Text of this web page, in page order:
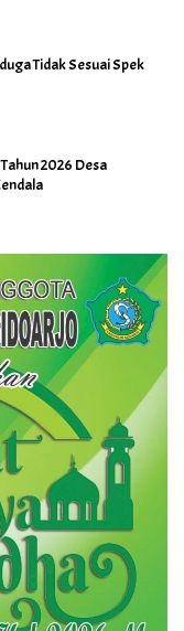
Tidak Sesuai Spek
2026 Desa